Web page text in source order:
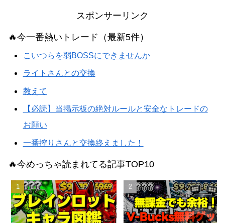
スポンサーリンク
🔥今一番熱いトレード（最新5件）
こいつらを弱BOSSにできませんか
ライトさんとの交換
教えて
【必読】当掲示板の絶対ルールと安全なトレードの
お願い
一番搾りさんと交換終えました！
🔥今めっちゃ読まれてる記事TOP10